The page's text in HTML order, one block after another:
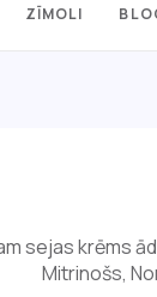
ZĪMOLI
sejas krēms
Mitrinošs,
Sungboon